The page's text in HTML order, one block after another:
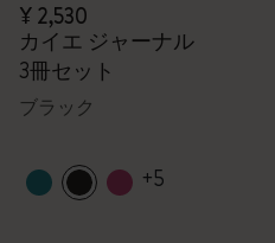
¥ 2,530
カイエ ジャーナル
3冊セット
ブラック
+5